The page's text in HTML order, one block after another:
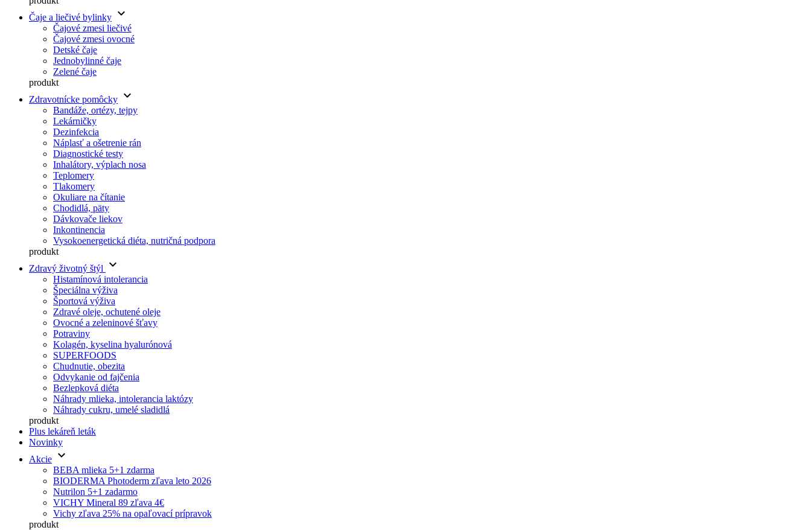
Čaje a liečivé bylinky keyboard_arrow_down
Čajové zmesi liečivé
Čajové zmesi ovocné
Detské čaje
Jednobylinné čaje
Zelené čaje
produkt
Zdravotnícke pomôcky keyboard_arrow_down
Bandáže, ortézy, tejpy
Lekárničky
Dezinfekcia
Náplasť a ošetrenie rán
Diagnostické testy
Inhalátory, výplach nosa
Teplomery
Tlakomery
Okuliare na čítanie
Chodidlá, päty
Dávkovače liekov
Inkontinencia
Vysokoenergetická diéta, nutričná podpora
produkt
Zdravý životný štýl
keyboard_arrow_down
Histamínová intolerancia
Špeciálna výživa
Športová výživa
Zdravé oleje, ochutené oleje
Ovocné a zeleninové šťavy
Potraviny
Kolagén, kyselina hyalurónová
SUPERFOODS
Chudnutie, obezita
Odvykanie od fajčenia
Bezlepková diéta
Náhrady mlieka, intolerancia laktózy
Náhrady cukru, umelé sladidlá
produkt
Plus lekáreň leták
Novinky
Akcie keyboard_arrow_down
BEBA mlieka 5+1 zdarma
BIODERMA Photoderm zľava leto 2026
Nutrilon 5+1 zadarmo
VICHY Mineral 89 zľava 4€
Vichy zľava 25% na opaľovací prípravok
produkt